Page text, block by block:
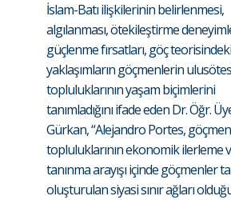
İslam-Batı ilişkilerinin belirlenmesi,
algılanması, ötekileştirme
güçlenme fırsatları, göç teorisindeki
yaklaşımların göçmenlerin
topluluklarının yaşam biçimlerini
tanımladığını ifade eden Dr. Öğr.
Gürkan, “Alejandro Portes, göçmen
topluluklarının ekonomik ilerleme
tanınma arayışı içinde göçmenler
oluşturulan siyasi sınır ağları